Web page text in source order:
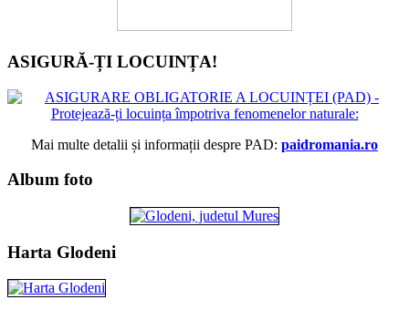
ASIGURĂ-ȚI LOCUINȚA!
Mai multe detalii și informații despre PAD: paidromania.ro
Album foto
Harta Glodeni